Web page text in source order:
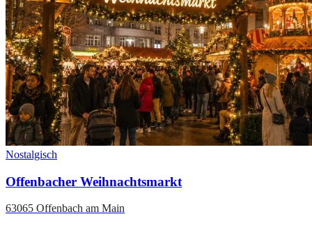
Nostalgisch
Offenbacher Weihnachtsmarkt
63065 Offenbach am Main